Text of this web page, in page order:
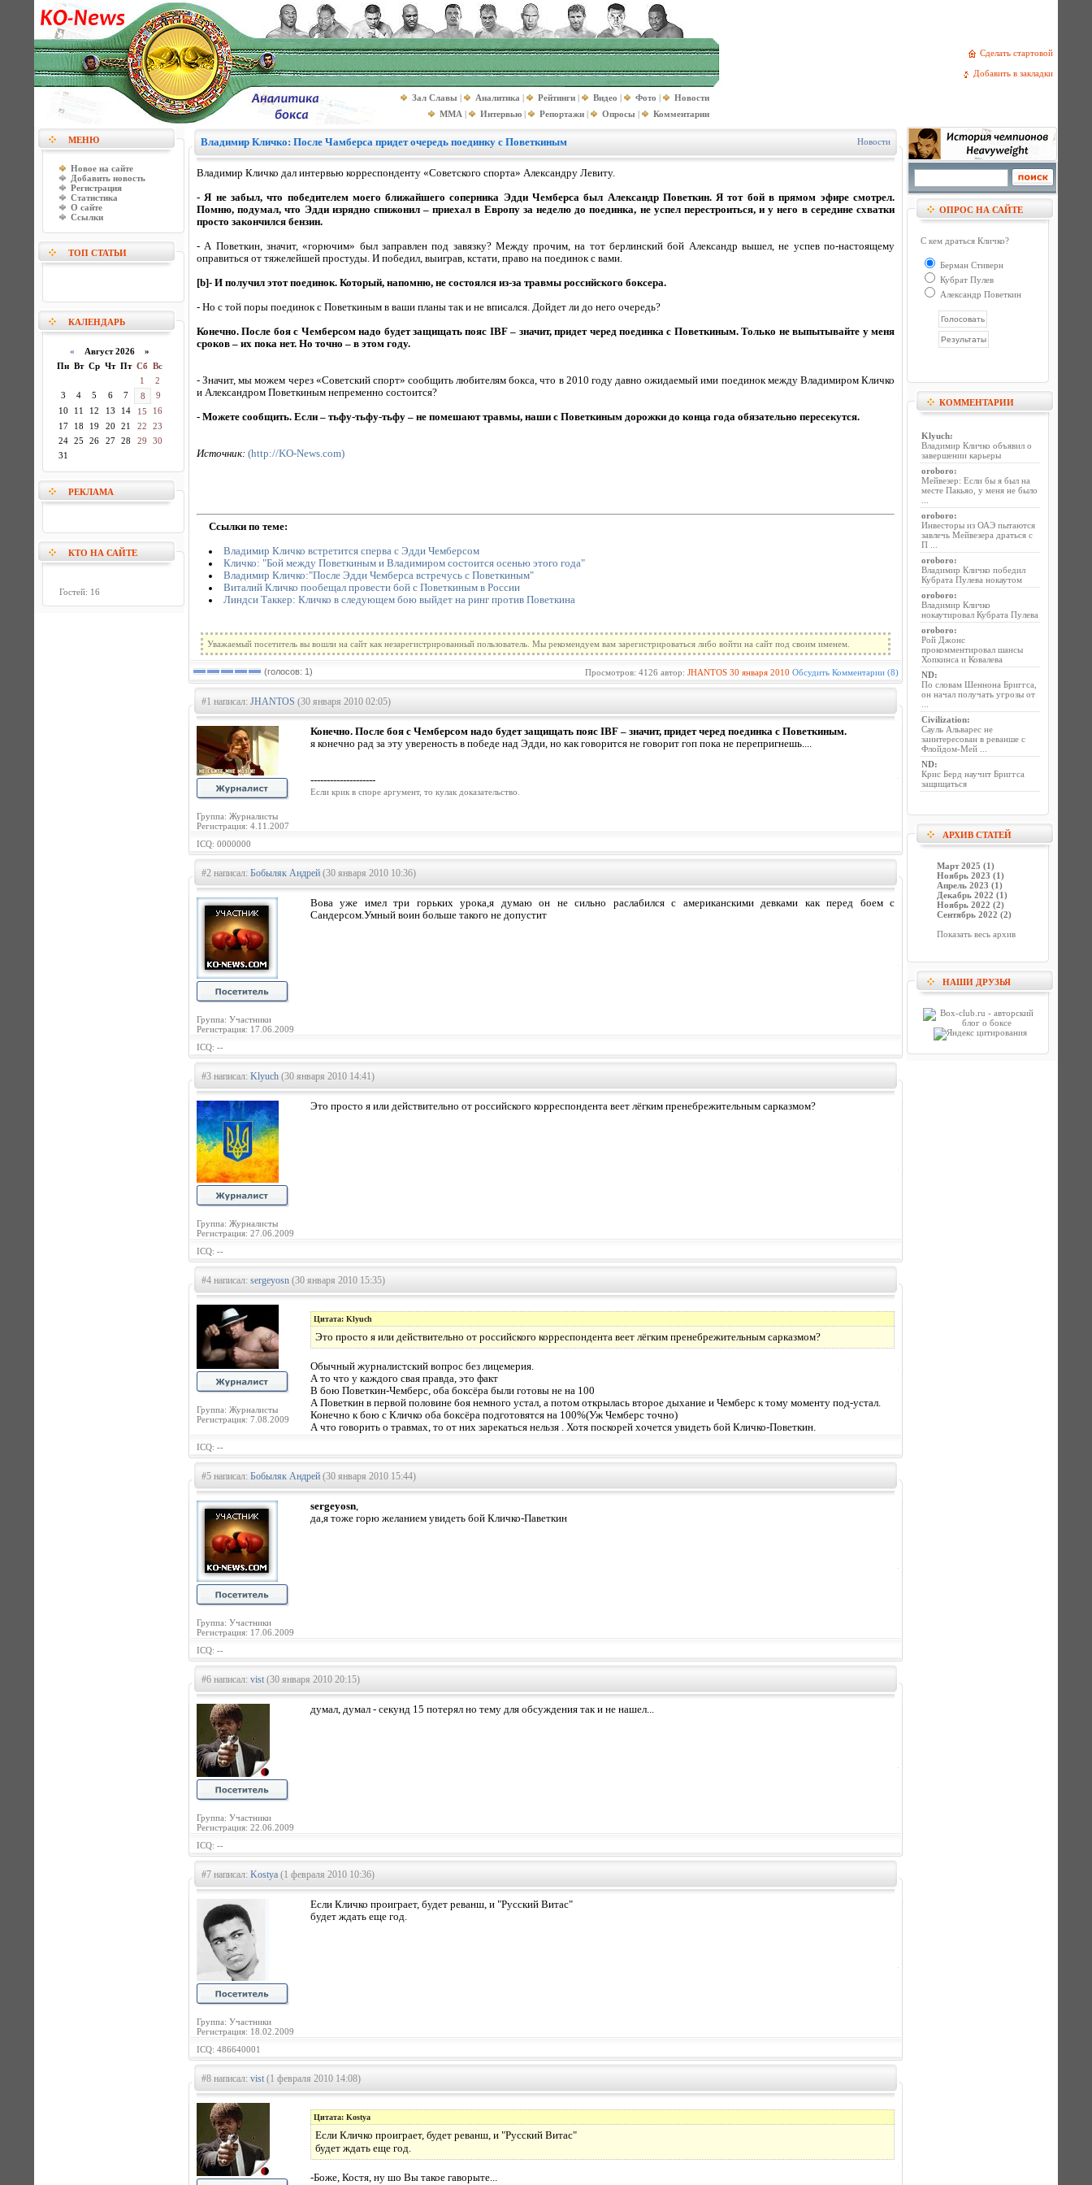
Сделать стартовой
Добавить в закладки
Зал Славы | Аналитика | Рейтинги | Видео | Фото |
Новости
MMA | Интервью | Репортажи | Опросы | Комментарии
МЕНЮ
Новое на сайте
Добавить новость
Регистрация
Статистика
О сайте
Ссылки
ТОП СТАТЬИ
КАЛЕНДАРЬ
« Август 2026 »
Пн Вт Ср Чт Пт Сб Вс
1
2
3
4 5 6 7 8
9
10
11 12 13 14 15
16
17
18 19 20 21 22
23
24
25 26 27 28 29
30
31
РЕКЛАМА
КТО НА САЙТЕ
Гостей: 16
Владимир Кличко: После Чамберса придет очередь поединку с Поветкиным Новости
Владимир Кличко дал интервью корреспонденту «Советского спорта» Александру Левиту.
- Я не забыл, что победителем моего ближайшего соперника Эдди Чемберса был Александр Поветкин. Я тот бой в прямом эфире смотрел.
Помню, подумал, что Эдди изрядно спижонил – приехал в Европу за неделю до поединка, не успел перестроиться, и у него в середине схватки
просто закончился бензин.
- А Поветкин, значит, «горючим» был заправлен под завязку? Между прочим, на тот берлинский бой Александр вышел, не успев по-настоящему
оправиться от тяжелейшей простуды. И победил, выиграв, кстати, право на поединок с вами.
[b]- И получил этот поединок. Который, напомню, не состоялся из-за травмы российского боксера.
- Но с той поры поединок с Поветкиным в ваши планы так и не вписался. Дойдет ли до него очередь?
Конечно. После боя с Чемберсом надо будет защищать пояс IBF – значит, придет черед поединка с Поветкиным. Только не выпытывайте у меня
сроков – их пока нет. Но точно – в этом году.
- Значит, мы можем через «Советский спорт» сообщить любителям бокса, что в 2010 году давно ожидаемый ими поединок между Владимиром Кличко
и Александром Поветкиным непременно состоится?
- Можете сообщить. Если – тьфу-тьфу-тьфу – не помешают травмы, наши с Поветкиным дорожки до конца года обязательно пересекутся.
Источник: (http://KO-News.com)
Ссылки по теме:
Владимир Кличко встретится сперва с Эдди Чемберсом
Кличко: "Бой между Поветкиным и Владимиром состоится осенью этого года"
Владимир Кличко:"После Эдди Чемберса встречусь с Поветкиным"
Виталий Кличко пообещал провести бой с Поветкиным в России
Линдси Таккер: Кличко в следующем бою выйдет на ринг против Поветкина
Уважаемый посетитель вы вошли на сайт как незарегистрированный пользователь. Мы рекомендуем вам зарегистрироваться либо войти на сайт под своим именем.
(голосов: 1) Просмотров: 4126 автор: JHANTOS 30 января 2010 Обсудить Комментарии (8)
#1 написал: JHANTOS (30 января 2010 02:05)
Группа: Журналисты
Регистрация: 4.11.2007
Конечно. После боя с Чемберсом надо будет защищать пояс IBF – значит, придет черед поединка с Поветкиным.
я конечно рад за эту увереность в победе над Эдди, но как говорится не говорит гоп пока не перепригнешь....
--------------------
Если кpик в споpе аpгумент, то кулак доказательство.
ICQ: 0000000
#2 написал: Бобыляк Андрей (30 января 2010 10:36)
Группа: Участники
Регистрация: 17.06.2009
Вова уже имел три горьких урока,я думаю он не сильно раслабился с американскими девками как перед боем с
Сандерсом.Умный воин больше такого не допустит
ICQ: --
#3 написал: Klyuch (30 января 2010 14:41)
Группа: Журналисты
Регистрация: 27.06.2009
Это просто я или действительно от российского корреспондента веет лёгким пренебрежительным сарказмом?
ICQ: --
#4 написал: sergeyosn (30 января 2010 15:35)
Группа: Журналисты
Регистрация: 7.08.2009
Цитата: Klyuch
Это просто я или действительно от российского корреспондента веет лёгким пренебрежительным сарказмом?
Обычный журналистский вопрос без лицемерия.
А то что у каждого свая правда, это факт
В бою Поветкин-Чемберс, оба боксёра были готовы не на 100
А Поветкин в первой половине боя немного устал, а потом открылась второе дыхание и Чемберс к тому моменту под-устал.
Конечно к бою с Кличко оба боксёра подготовятся на 100%(Уж Чемберс точно)
А что говорить о травмах, то от них зарекаться нельзя . Хотя поскорей хочется увидеть бой Кличко-Поветкин.
ICQ: --
#5 написал: Бобыляк Андрей (30 января 2010 15:44)
Группа: Участники
Регистрация: 17.06.2009
sergeyosn,
да,я тоже горю желанием увидеть бой Кличко-Паветкин
ICQ: --
#6 написал: vist(30 января 2010 20:15)
Группа: Участники
Регистрация: 22.06.2009
думал, думал - секунд 15 потерял но тему для обсуждения так и не нашел...
ICQ: --
#7 написал: Kostya (1 февраля 2010 10:36)
Группа: Участники
Регистрация: 18.02.2009
Если Кличко проиграет, будет реванш, и "Русский Витас"
будет ждать еще год.
ICQ: 486640001
#8 написал: vist(1 февраля 2010 14:08)
Цитата: Kostya
Если Кличко проиграет, будет реванш, и "Русский Витас"
будет ждать еще год.
-Боже, Костя, ну шо Вы такое гаворыте...
ОПРОС НА САЙТЕ
С кем драться Кличко?
Берман Стиверн
Кубрат Пулев
Александр Поветкин
КОММЕНТАРИИ
Klyuch:
Владимир Кличко объявил о
завершении карьеры
oroboro:
Мейвезер: Если бы я был на
месте Пакьяо, у меня не было
oroboro:
Инвесторы из ОАЭ пытаются
завлечь Мейвезера драться с
П ...
oroboro:
Владимир Кличко победил
Кубрата Пулева нокаутом
oroboro:
Владимир Кличко
нокаутировал Кубрата Пулева
oroboro:
Рой Джонс
прокомментировал шансы
Хопкинса и Ковалева
ND:
По словам Шеннона Бриггса,
он начал получать угрозы от
Civilization:
Сауль Альварес не
заинтересован в реванше с
Флойдом-Мей ...
ND:
Крис Берд научит Бриггса
защищаться
АРХИВ СТАТЕЙ
Март 2025 (1)
Ноябрь 2023 (1)
Апрель 2023 (1)
Декабрь 2022 (1)
Ноябрь 2022 (2)
Сентябрь 2022 (2)
Показать весь архив
НАШИ ДРУЗЬЯ